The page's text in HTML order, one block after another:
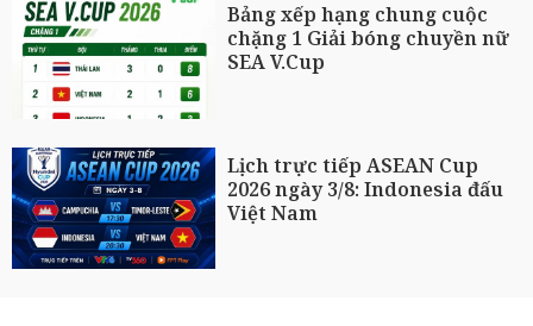
Bảng xếp hạng chung cuộc
chặng 1 Giải bóng chuyền nữ
SEA V.Cup
Lịch trực tiếp ASEAN Cup
2026 ngày 3/8: Indonesia đấu
Việt Nam